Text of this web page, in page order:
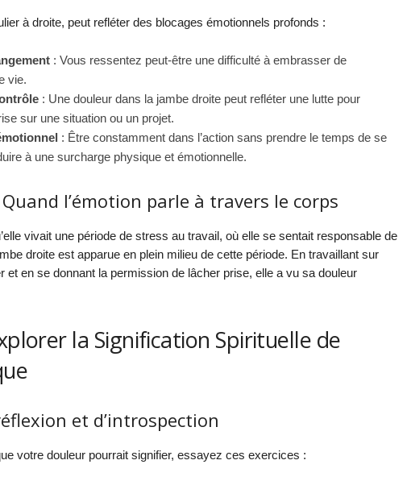
à droite, peut refléter des blocages émotionnels profonds :
: Vous ressentez peut-être une difficulté à embrasser de
vie.
: Une douleur dans la jambe droite peut refléter une lutte pour
sur une situation ou un projet.
: Être constamment dans l’action sans prendre le temps de se
à une surcharge physique et émotionnelle.
l’émotion parle à travers le corps
vivait une période de stress au travail, où elle se sentait responsable de
droite est apparue en plein milieu de cette période. En travaillant sur
et en se donnant la permission de lâcher prise, elle a vu sa douleur
la Signification Spirituelle de
et d’introspection
votre douleur pourrait signifier, essayez ces exercices :